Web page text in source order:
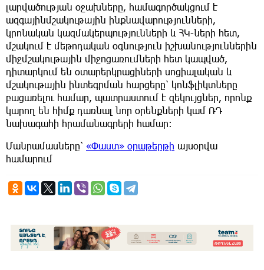
լարվածության օջախները, համագործակցում է
ազգայինմշակութային ինքնավարությունների,
կրոնական կազմակերպությունների և ՀԿ-ների հետ,
մշակում է մեթոդական օգնություն իշխանություններին
միջմշակութային միջոցառումների հետ կապված,
դիտարկում են օտարերկրացիների սոցիալական և
մշակութային ինտեգրման հարցերը՝ կոնֆլիկտները
բացառելու համար, պատրաստում է զեկույցներ, որոնք
կարող են հիմք դառնալ նոր օրենքների կամ ՌԴ
նախագահի հրամանագրերի համար:
Մանրամասները՝ «Փաստ» օրաթերթի այսօրվա
համարում